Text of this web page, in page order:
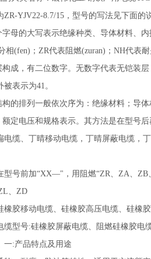
YJV22-8.7/15，型号的写法见下面的说
的大写表示绝缘种类、导体材料、内
(fen)；ZR代表阻燃(zuran)；NH代表耐
，有二位数字。无数字代表无铠装层
表示为41。
排列一般依次序为：绝缘材料；导体
电压和规格表示。其方法是在型号后
、丁晴移动电缆，丁晴屏蔽电缆，丁
前加“XX—"，用阻燃“ZR、ZA、ZB
、ZD
移动电缆、硅橡胶高压电缆、硅橡
号:硅橡胶屏蔽电缆、阻燃硅橡胶电
一:产品特点及用途